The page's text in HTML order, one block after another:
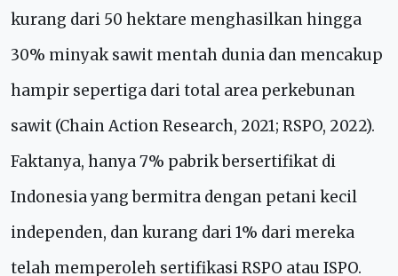
kurang dari 50 hektare menghasilkan hingga
30% minyak sawit mentah dunia dan mencakup
hampir sepertiga dari total area perkebunan
sawit (Chain Action Research, 2021; RSPO, 2022).
Faktanya, hanya 7% pabrik bersertifikat di
Indonesia yang bermitra dengan petani kecil
independen, dan kurang dari 1% dari mereka
telah memperoleh sertifikasi RSPO atau ISPO.